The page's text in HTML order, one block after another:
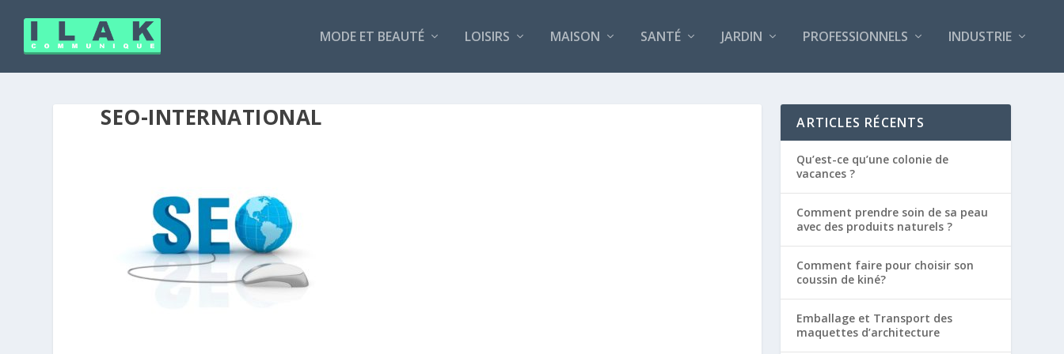
MODE ET BEAUTÉ LOISIRS MAISON SANTÉ JARDIN PROFESSIONNELS INDUSTRIE
SEO-INTERNATIONAL ARTICLES RÉCENTS
Qu’est-ce qu’une colonie de
vacances ?
Comment prendre soin de sa peau
avec des produits naturels ?
Comment faire pour choisir son
coussin de kiné?
Emballage et Transport des
maquettes d’architecture